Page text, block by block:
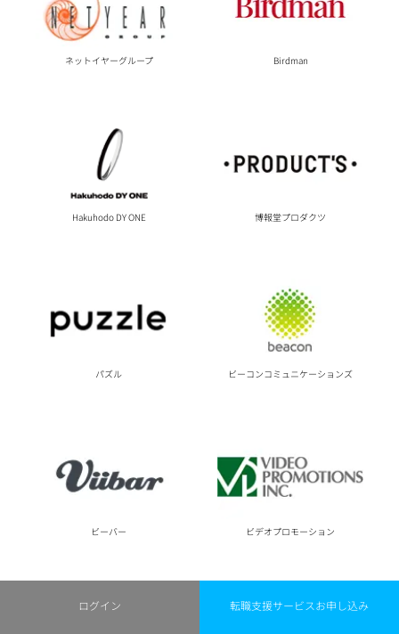
ログイン 転職支援サービスお申し込み
ネットイヤーグループ Birdman
Hakuhodo DY ONE 博報堂プロダクツ
パズル ビーコンコミュニケーションズ
ビーバー ビデオプロモーション